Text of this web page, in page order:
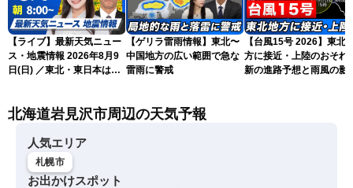
【ライブ】最新天気ニュー
ス・地震情報 2026年8月9
日(日) ／東北・東日本は急
ュースLiVEサンシャイン・
【ゲリラ雷雨情報】東北〜
中国地方の広い範囲で急な
雷雨に警戒
【台風15号 2026】東北
方に接近・上陸のおそれ
新の進路予想と雨風の影
北海道岩見沢市周辺の天気予報
人気エリア
札幌市
お出かけスポット